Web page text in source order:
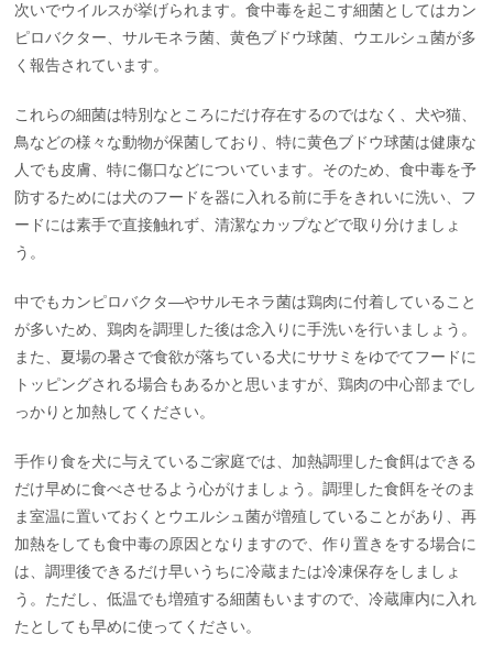
次いでウイルスが挙げられます。食中毒を起こす細菌としてはカン
ピロバクター、サルモネラ菌、黄色ブドウ球菌、ウエルシュ菌が多
く報告されています。
これらの細菌は特別なところにだけ存在するのではなく、犬や猫、
鳥などの様々な動物が保菌しており、特に黄色ブドウ球菌は健康な
人でも皮膚、特に傷口などについています。そのため、食中毒を予
防するためには犬のフードを器に入れる前に手をきれいに洗い、フ
ードには素手で直接触れず、清潔なカップなどで取り分けましょ
う。
中でもカンピロバクタ―やサルモネラ菌は鶏肉に付着していること
が多いため、鶏肉を調理した後は念入りに手洗いを行いましょう。
また、夏場の暑さで食欲が落ちている犬にササミをゆでてフードに
トッピングされる場合もあるかと思いますが、鶏肉の中心部までし
っかりと加熱してください。
手作り食を犬に与えているご家庭では、加熱調理した食餌はできる
だけ早めに食べさせるよう心がけましょう。調理した食餌をそのま
ま室温に置いておくとウエルシュ菌が増殖していることがあり、再
加熱をしても食中毒の原因となりますので、作り置きをする場合に
は、調理後できるだけ早いうちに冷蔵または冷凍保存をしましょ
う。ただし、低温でも増殖する細菌もいますので、冷蔵庫内に入れ
たとしても早めに使ってください。